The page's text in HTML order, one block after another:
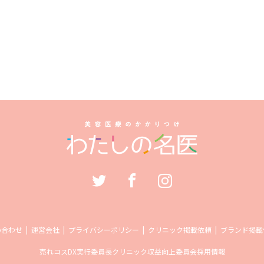
わせ 運営会社 プライバシーポリシー クリニック掲載依頼 ブランド掲
売れコスDX実行委員長クリニック収益向上委員会採用情報